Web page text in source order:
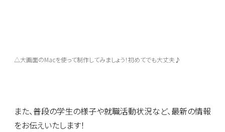
△大画面のMacを使って制作してみましょう！初めてでも大丈夫♪
また、普段の学生の様子や就職活動状況など、最新の情報
をお伝えいたします！